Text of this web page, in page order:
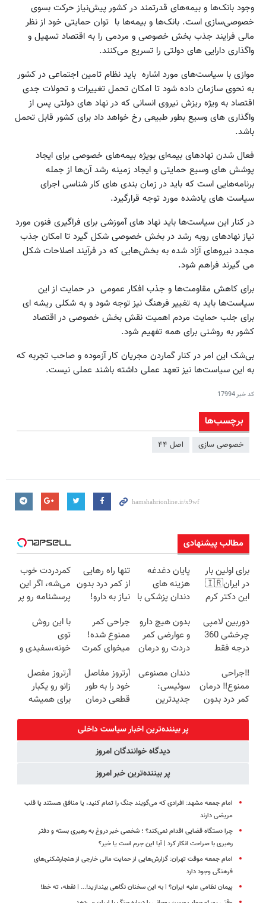
وجود بانک‌ها و بیمه‌های قدرتمند در کشور پیش‌نیاز حرکت بسوی
خصوصی‌سازی است. بانک‌ها و بیمه‌ها با توان حمایتی خود از نظر
مالی فرایند جذب بخش خصوصی و مردمی را به اقتصاد تسهیل و
واگذاری دارایی های دولتی را تسریع می‌کنند.
موازی با سیاست‌های مورد اشاره باید نظام تامین اجتماعی در کشور
به نحوی سازمان داده شود تا امکان تحمل تغییرات و تحولات جدی
اقتصاد به ویژه ریزش نیروی انسانی که در نهاد های دولتی پس از
واگذاری های وسیع بطور طبیعی رخ خواهد داد برای کشور قابل تحمل
باشد.
فعال شدن نهادهای بیمه‌ای بویژه بیمه‌های خصوصی برای ایجاد
پوشش های وسیع حمایتی و ایجاد زمینه رشد آن‌‌ها از جمله
برنامه‌هایی است که باید در زمان بندی های کار شناسی اجرای
سیاست های یادشده مورد توجه قرارگیرد.
در کنار این سیاست‌ها باید نهاد های آموزشی برای فراگیری فنون مورد
نیاز نهاد‌های رو‌به رشد در بخش خصوصی شکل گیرد تا امکان جذب
مجدد نیروهای آزاد شده به بخش‌هایی که در فرآیند اصلاحات شکل
می گیرند فراهم شود.
برای کاهش مقاومت‌ها و جذب افکار عمومی در حمایت از این
سیاست‌ها باید به تغییر فرهنگ نیز توجه شود و به شکلی ریشه ای
برای جلب حمایت مردم اهمیت نقش بخش خصوصی در اقتصاد
کشور به روشنی برای همه تفهیم شود.
بی‌شک این امر در کنار گماردن مجریان کار آزموده و صاحب تجربه که
به این سیاست‌ها نیز تعهد عملی داشته باشند عملی نیست.
کد خبر17994
برچسب‌ها
خصوصی‌ سازی اصل ۴۴
مطالب پیشنهادی
برای اولین بار
در ایران🇮🇷
این دکتر کرم
روزه ساخت!
پایان دغدغه
هزینه های
دندان پزشکی با
کننده خانگی
تنها راه رهایی
از کمر درد بدون
نیاز به دارو!
کمردردت خوب
می‌شه، اگر این
پرسشنامه رو پر
دوربین لامپی
چرخشی 360
درجه فقط
🔥 پرداخت
درب منزل
بدون هیچ دارو
و عوارضی کمر
دردت رو درمان
(پرسش‌نامه)
جراحی کمر
ممنوع شده!
میخوای کمرت
درمان کنی؟
((پرسش‌نامه))
با این روش
توی
خونه،سفیدی و
برگردون
(40%off)
‼️جراحی
ممنوع‼️ درمان
کمر درد بدون
دندان مصنوعی
سوئیسی:
جدیدترین
سبک و مقاوم |
پرداخت قسطی
آرتروز مفاصل
خود را به طور
قطعی درمان
◗پرسش‌نامه◖
آرتروز مفصل
زانو رو یکبار
برای همیشه
پر بیننده‌ترین اخبار سیاست داخلی
دیدگاه خوانندگان امروز
پر بیننده‌ترین خبر امروز
امام جمعه مشهد: افرادی که می‌گویند جنگ را تمام کنید، یا منافق هستند یا قلب
مریضی دارند
چرا دستگاه قضایی اقدام نمی‌کند؟ ؛ شخصی خبر دروغ به رهبری بسته و دفتر
رهبری با صراحت انکار کرد | آیا این جرم است یا خیر؟
امام جمعه موقت تهران: گزارش‌هایی از حمایت مالی خارجی از هنجارشکنی‌های
فرهنگی وجود دارد
پیمان نظامی علیه ایران؟ | به این سخنان نگاهی بیندازید!‌... | نقطه، ته خط!